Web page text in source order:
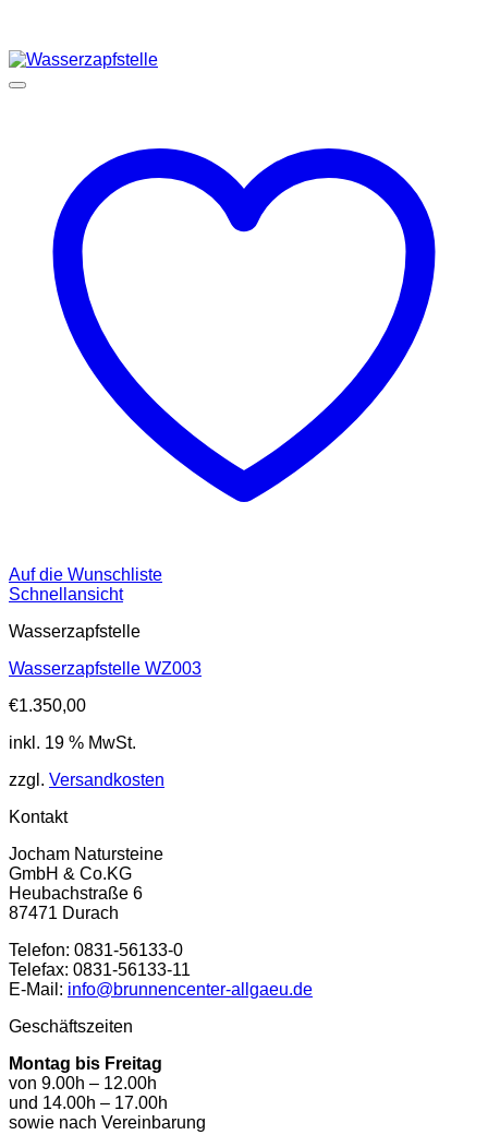
Auf die Wunschliste
Schnellansicht
Wasserzapfstelle
Wasserzapfstelle WZ003
€1.350,00
inkl. 19 % MwSt.
zzgl. Versandkosten
Kontakt
Jocham Natursteine
GmbH & Co.KG
Heubachstraße 6
87471 Durach
Telefon: 0831-56133-0
Telefax: 0831-56133-11
E-Mail: info@brunnencenter-allgaeu.de
Geschäftszeiten
Montag bis Freitag
von 9.00h – 12.00h
und 14.00h – 17.00h
sowie nach Vereinbarung